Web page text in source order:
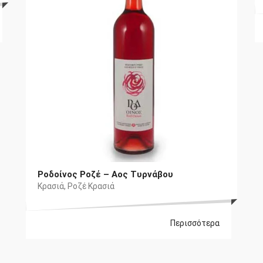
Ροδοίνος Ροζέ – Αος Τυρνάβου
Κρασιά, Ροζέ Κρασιά
Περισσότερα